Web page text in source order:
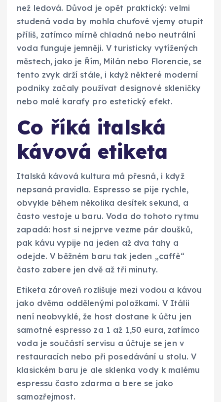
než ledová. Důvod je opět praktický: velmi
studená voda by mohla chuťové vjemy otupit
příliš, zatímco mírně chladná nebo neutrální
voda funguje jemněji. V turisticky vytížených
městech, jako je Řím, Milán nebo Florencie, se
tento zvyk drží stále, i když některé moderní
podniky začaly používat designové skleničky
nebo malé karafy pro estetický efekt.
Co říká italská
kávová etiketa
Italská kávová kultura má přesná, i když
nepsaná pravidla. Espresso se pije rychle,
obvykle během několika desítek sekund, a
často vestoje u baru. Voda do tohoto rytmu
zapadá: host si nejprve vezme pár doušků,
pak kávu vypije na jeden až dva tahy a
odejde. V běžném baru tak jeden „caffè“
často zabere jen dvě až tři minuty.
Etiketa zároveň rozlišuje mezi vodou a kávou
jako dvěma oddělenými položkami. V Itálii
není neobvyklé, že host dostane k účtu jen
samotné espresso za 1 až 1,50 eura, zatímco
voda je součástí servisu a účtuje se jen v
restauracích nebo při posedávání u stolu. V
klasickém baru je ale sklenka vody k malému
espressu často zdarma a bere se jako
samozřejmost.